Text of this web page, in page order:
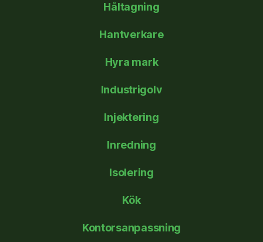
Håltagning
Hantverkare
Hyra mark
Industrigolv
Injektering
Inredning
Isolering
Kök
Kontorsanpassning